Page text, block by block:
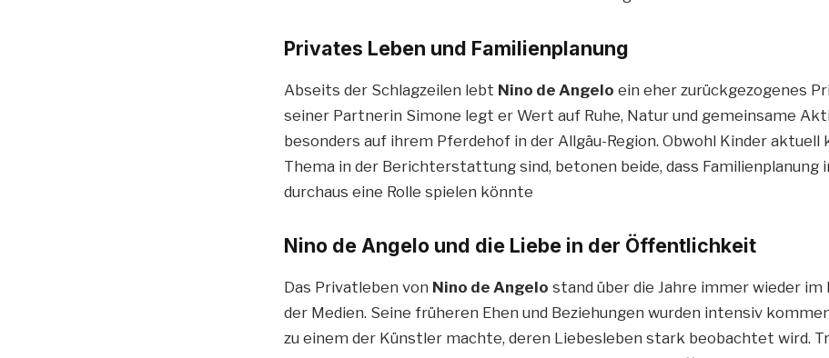
Privates Leben und Familienplanung
Abseits der Schlagzeilen lebt Nino de Angelo ein eher zurückgezogenes
seiner Partnerin Simone legt er Wert auf Ruhe, Natur und gemeinsame
besonders auf ihrem Pferdehof in der Allgäu-Region. Obwohl Kinder aktuell
Thema in der Berichterstattung sind, betonen beide, dass Familienplanung
durchaus eine Rolle spielen könnte
Nino de Angelo und die Liebe in der Öffentlichkeit
Das Privatleben von Nino de Angelo stand über die Jahre immer wieder im
der Medien. Seine früheren Ehen und Beziehungen wurden intensiv
zu einem der Künstler machte, deren Liebesleben stark beobachtet wird.